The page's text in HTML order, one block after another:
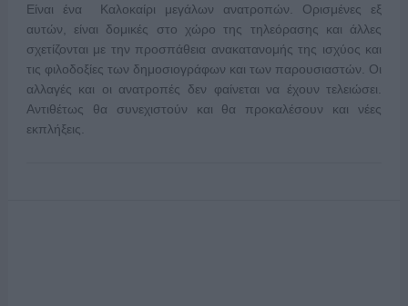
Είναι ένα Καλοκαίρι μεγάλων ανατροπών. Ορισμένες εξ
αυτών, είναι δομικές στο χώρο της τηλεόρασης και άλλες
σχετίζονται με την προσπάθεια ανακατανομής της ισχύος και
τις φιλοδοξίες των δημοσιογράφων και των παρουσιαστών. Οι
αλλαγές και οι ανατροπές δεν φαίνεται να έχουν τελειώσει.
Αντιθέτως θα συνεχιστούν και θα προκαλέσουν και νέες
εκπλήξεις.